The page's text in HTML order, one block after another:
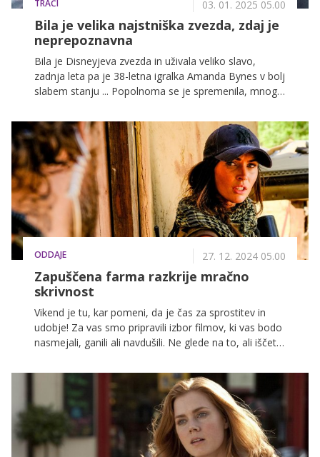
TRAČI 03. 01. 2025 05.00
Bila je velika najstniška zvezda, zdaj je
neprepoznavna
Bila je Disneyjeva zvezda in uživala veliko slavo,
zadnja leta pa je 38-letna igralka Amanda Bynes v bolj
slabem stanju ... Popolnoma se je spremenila, mnogi
ODDAJE 27. 12. 2024 05.00
Zapuščena farma razkrije mračno
skrivnost
Vikend je tu, kar pomeni, da je čas za sprostitev in
udobje! Za vas smo pripravili izbor filmov, ki vas bodo
nasmejali, ganili ali navdušili. Ne glede na to, ali iščete
bo držala vašo pozornost od prvega do zadnjega
trenutka, imamo nekaj za vas. Pripravite kokice in si
rezervirajte mesto na kavču – teh filmov ne boste
želeli zamuditi!